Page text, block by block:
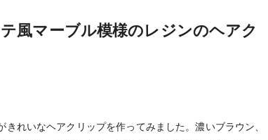
風マーブル模様のレジンのヘアク
れいなヘアクリップを作ってみました。濃いブラウン、